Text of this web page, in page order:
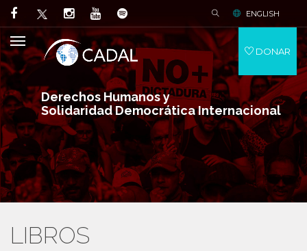
Derechos Humanos y
Solidaridad Democrática Internacional
ENGLISH
DONAR
LIBROS